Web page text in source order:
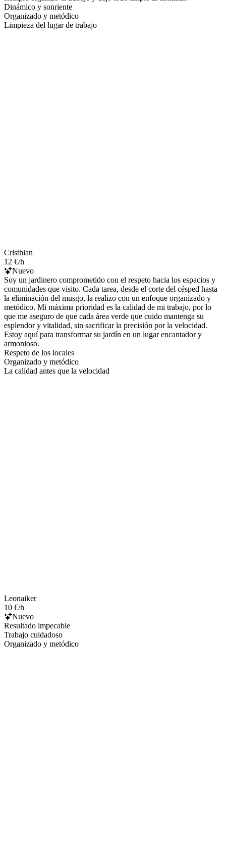
Dinámico y sonriente
Organizado y metódico
Limpieza del lugar de trabajo
Cristhian
12 €/h
Nuevo
Soy un jardinero comprometido con el respeto hacia los espacios y
comunidades que visito. Cada tarea, desde el corte del césped hasta
la eliminación del musgo, la realizo con un enfoque organizado y
metódico. Mi máxima prioridad es la calidad de mi trabajo, por lo
que me aseguro de que cada área verde que cuido mantenga su
esplendor y vitalidad, sin sacrificar la precisión por la velocidad.
Estoy aquí para transformar su jardín en un lugar encantador y
armonioso.
Respeto de los locales
Organizado y metódico
La calidad antes que la velocidad
Leonaiker
10 €/h
Nuevo
Resultado impecable
Trabajo cuidadoso
Organizado y metódico